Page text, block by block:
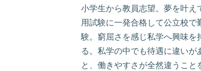
小学生から教員志望。夢を叶え
用試験に一発合格して公立校で
験。窮屈さを感じ私学へ興味を
る。私学の中でも待遇に違いが
と、働きやすさが全然違うこと